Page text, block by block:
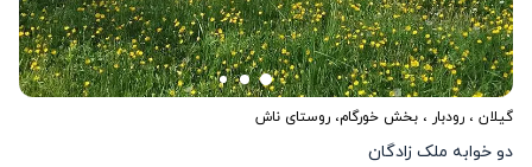
گیلان ، رودبار ، بخش خورگام، روستای ناش
دو خوابه ملک زادگان